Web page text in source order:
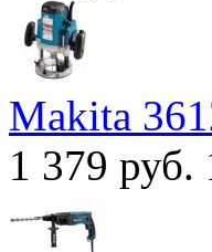
Makita
1 379 руб.